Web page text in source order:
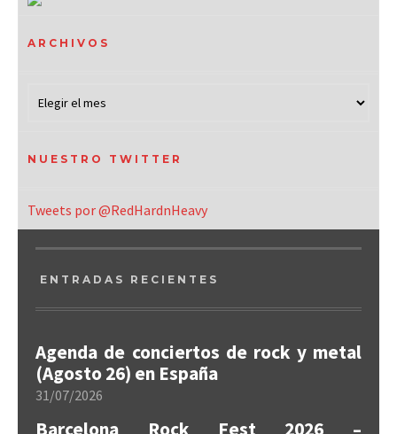
ARCHIVOS
NUESTRO TWITTER
Tweets por @RedHardnHeavy
ENTRADAS RECIENTES
Agenda de conciertos de rock y metal
(Agosto 26) en España
31/07/2026
Barcelona Rock Fest 2026 –